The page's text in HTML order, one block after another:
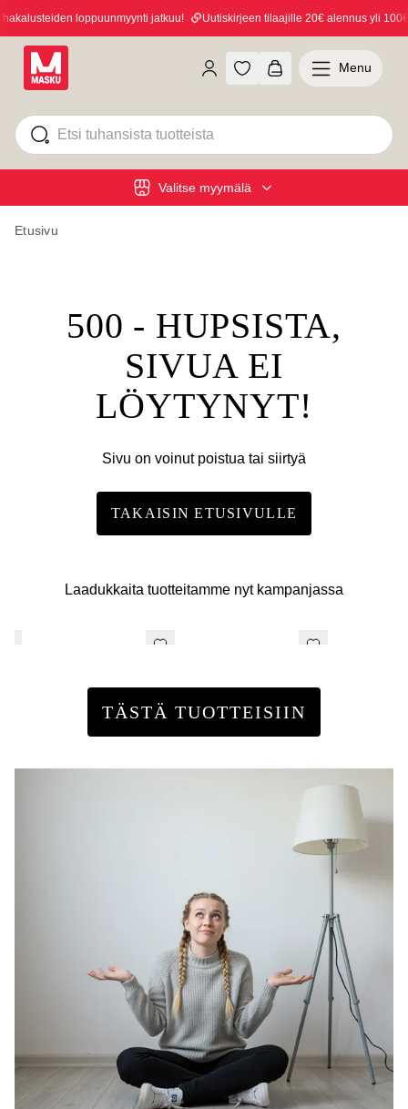
loppuunmyynti jatkuu! Uutiskirjeen tilaajille 20€ alennus yli 100€
Valitse myymälä
Menu
Etusivu
500 - HUPSISTA,
SIVUA EI
LÖYTYNYT!
Sivu on voinut poistua tai siirtyä
TAKAISIN ETUSIVULLE
Laadukkaita tuotteitamme nyt kampanjassa
TÄSTÄ TUOTTEISIIN